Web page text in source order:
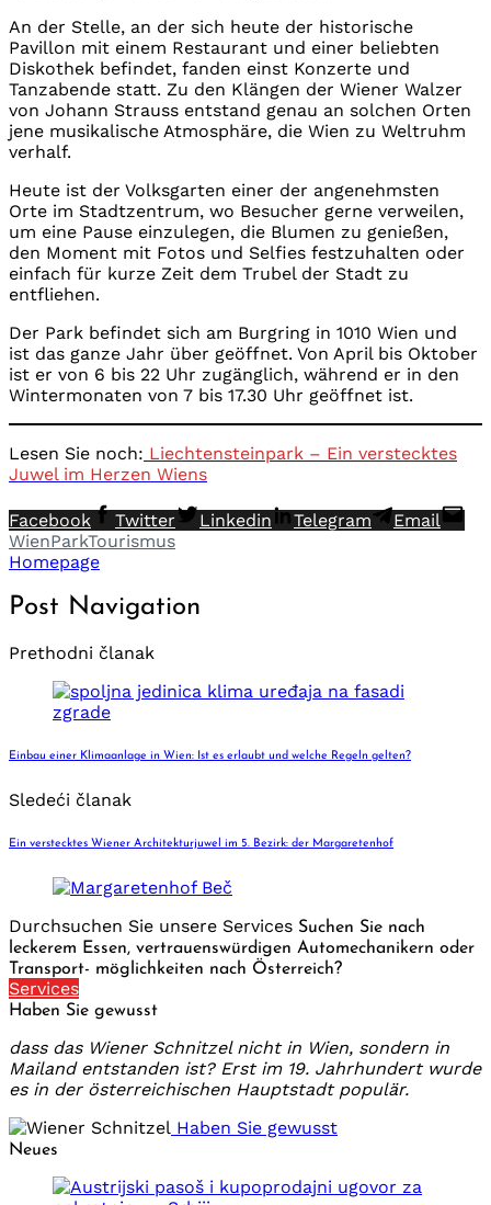
An der Stelle, an der sich heute der historische
Pavillon mit einem Restaurant und einer beliebten
Diskothek befindet, fanden einst Konzerte und
Tanzabende statt. Zu den Klängen der Wiener Walzer
von Johann Strauss entstand genau an solchen Orten
jene musikalische Atmosphäre, die Wien zu Weltruhm
verhalf.
Heute ist der Volksgarten einer der angenehmsten
Orte im Stadtzentrum, wo Besucher gerne verweilen,
um eine Pause einzulegen, die Blumen zu genießen,
den Moment mit Fotos und Selfies festzuhalten oder
einfach für kurze Zeit dem Trubel der Stadt zu
entfliehen.
Der Park befindet sich am Burgring in 1010 Wien und
ist das ganze Jahr über geöffnet. Von April bis Oktober
ist er von 6 bis 22 Uhr zugänglich, während er in den
Wintermonaten von 7 bis 17.30 Uhr geöffnet ist.
Lesen Sie noch: Liechtensteinpark – Ein verstecktes
Juwel im Herzen Wiens
Facebook Twitter Linkedin Telegram
Email
WienParkTourismus
Homepage
Post Navigation
Prethodni članak
Einbau einer Klimaanlage in Wien: Ist es erlaubt und welche Regeln gelten?
Sledeći članak
Ein verstecktes Wiener Architekturjuwel im 5. Bezirk: der Margaretenhof
Durchsuchen Sie unsere Services Suchen Sie nach
leckerem Essen, vertrauenswürdigen Automechanikern oder
Transport- möglichkeiten nach Österreich?
Services
Haben Sie gewusst
dass das Wiener Schnitzel nicht in Wien, sondern in
Mailand entstanden ist? Erst im 19. Jahrhundert wurde
es in der österreichischen Hauptstadt populär.
Haben Sie gewusst
Neues